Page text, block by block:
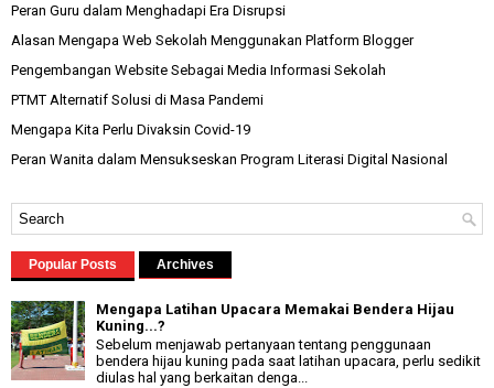
Peran Guru dalam Menghadapi Era Disrupsi
Alasan Mengapa Web Sekolah Menggunakan Platform Blogger
Pengembangan Website Sebagai Media Informasi Sekolah
PTMT Alternatif Solusi di Masa Pandemi
Mengapa Kita Perlu Divaksin Covid-19
Peran Wanita dalam Mensukseskan Program Literasi Digital Nasional
Popular Posts Archives
Mengapa Latihan Upacara Memakai Bendera Hijau
Kuning...?
Sebelum menjawab pertanyaan tentang penggunaan
bendera hijau kuning pada saat latihan upacara, perlu sedikit
diulas hal yang berkaitan denga...